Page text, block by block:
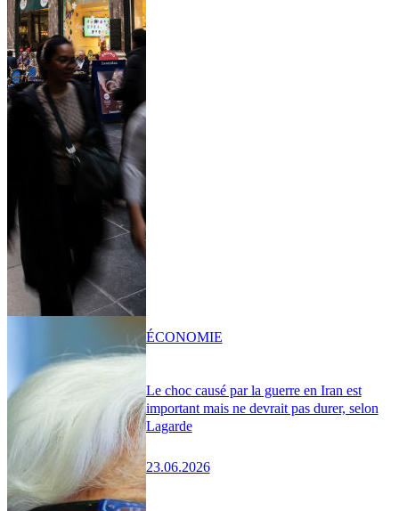
Le choc causé par la guerre en Iran est
important mais ne devrait pas durer, selon
Lagarde
23.06.2026
ÉCONOMIE